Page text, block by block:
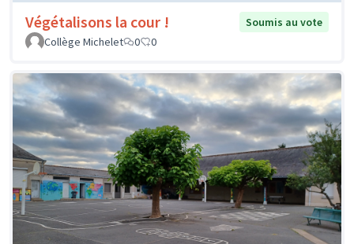
Végétalisons la cour !
Soumis au vote
Collège Michelet
0 0